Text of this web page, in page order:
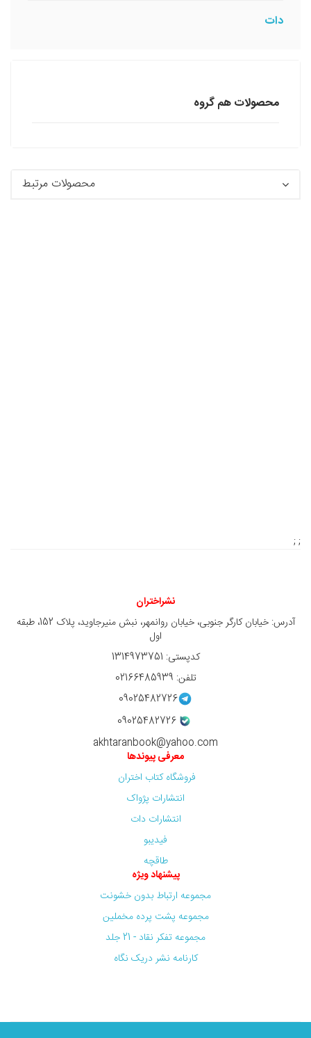
دات
محصولات هم گروه
محصولات مرتبط
; ;
نشراختران
آدرس: خیابان کارگر جنوبی، خیابان روانمهر، نبش منیرجاوید، پلاک 152، طبقه
اول
کدپستی: 1314973751
تلفن: 02166485939
09025482726
09025482726
akhtaranbook@yahoo.com
معرفی پیوندها
فروشگاه کتاب اختران
انتشارات پژواک
انتشارات دات
فیدیبو
طاقچه
پیشنهاد ویژه
مجموعه ارتباط بدون خشونت
مجموعه پشت پرده مخملین
مجموعه تفکر نقاد - 21 جلد
کارنامه نشر دریک نگاه